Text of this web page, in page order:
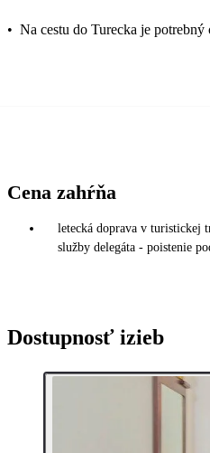
• Na cestu do Turecka je
Cena zahŕňa
letecká doprava v turistickej
služby delegáta - poistenie
Dostupnosť izieb